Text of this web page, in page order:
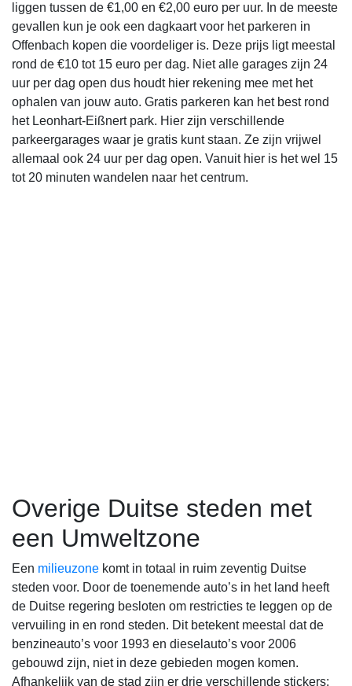
liggen tussen de €1,00 en €2,00 euro per uur. In de meeste
gevallen kun je ook een dagkaart voor het parkeren in
Offenbach kopen die voordeliger is. Deze prijs ligt meestal
rond de €10 tot 15 euro per dag. Niet alle garages zijn 24
uur per dag open dus houdt hier rekening mee met het
ophalen van jouw auto. Gratis parkeren kan het best rond
het Leonhart-Eißnert park. Hier zijn verschillende
parkeergarages waar je gratis kunt staan. Ze zijn vrijwel
allemaal ook 24 uur per dag open. Vanuit hier is het wel 15
tot 20 minuten wandelen naar het centrum.
Overige Duitse steden met
een Umweltzone
Een milieuzone komt in totaal in ruim zeventig Duitse
steden voor. Door de toenemende auto’s in het land heeft
de Duitse regering besloten om restricties te leggen op de
vervuiling in en rond steden. Dit betekent meestal dat de
benzineauto’s voor 1993 en dieselauto’s voor 2006
gebouwd zijn, niet in deze gebieden mogen komen.
Afhankelijk van de stad zijn er drie verschillende stickers: